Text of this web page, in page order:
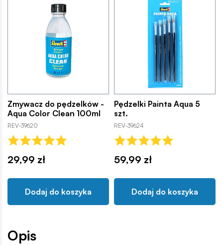
Zmywacz do pędzelków -
Aqua Color Clean 100ml
REV-39620
29,99 zł
Dodaj do koszyka
Pędzelki Painta Aqua 5
szt.
REV-39624
59,99 zł
Dodaj do koszyka
Opis